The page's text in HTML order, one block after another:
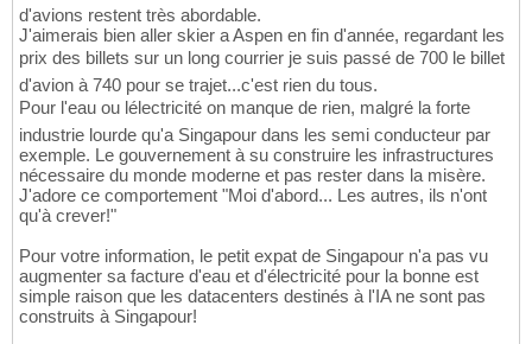
d'avions restent très abordable.
J'aimerais bien aller skier a Aspen en fin d'année, regardant les
prix des billets sur un long courrier je suis passé de 700 le billet
d'avion à 740 pour se trajet...c'est rien du tous.
Pour l'eau ou lélectricité on manque de rien, malgré la forte
industrie lourde qu'a Singapour dans les semi conducteur par
exemple. Le gouvernement à su construire les infrastructures
nécessaire du monde moderne et pas rester dans la misère.
J'adore ce comportement "Moi d'abord... Les autres, ils n'ont
qu'à crever!"
Pour votre information, le petit expat de Singapour n'a pas vu
augmenter sa facture d'eau et d'électricité pour la bonne est
simple raison que les datacenters destinés à l'IA ne sont pas
construits à Singapour!